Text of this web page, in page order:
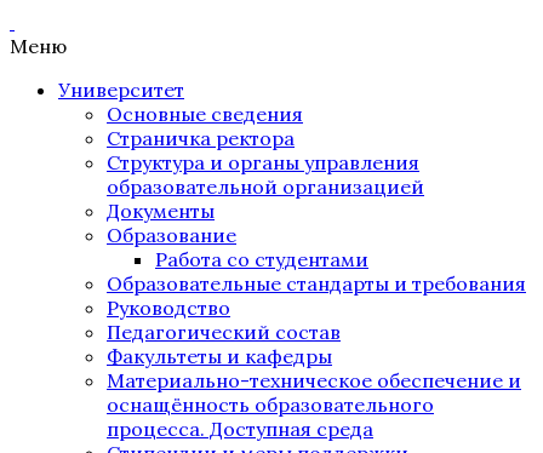
Меню
Университет
Основные сведения
Страничка ректора
Структура и органы управления
образовательной организацией
Документы
Образование
Работа со студентами
Образовательные стандарты и требования
Руководство
Педагогический состав
Факультеты и кафедры
Материально-техническое обеспечение и
оснащённость образовательного
процесса. Доступная среда